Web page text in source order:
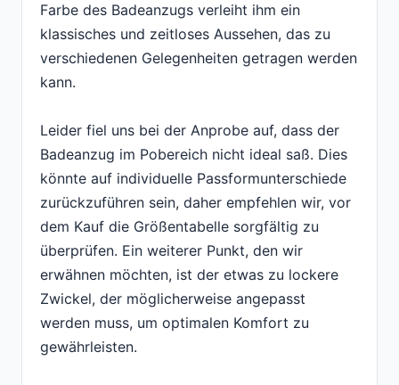
Farbe des Badeanzugs verleiht ihm ein
klassisches und zeitloses Aussehen, das zu
verschiedenen Gelegenheiten getragen werden
kann.
Leider fiel uns bei der Anprobe auf, dass der
Badeanzug im Pobereich nicht ideal saß. Dies
könnte auf individuelle Passformunterschiede
zurückzuführen sein, daher empfehlen wir, vor
dem Kauf die Größentabelle sorgfältig zu
überprüfen. Ein weiterer Punkt, den wir
erwähnen möchten, ist der etwas zu lockere
Zwickel, der möglicherweise angepasst
werden muss, um optimalen Komfort zu
gewährleisten.